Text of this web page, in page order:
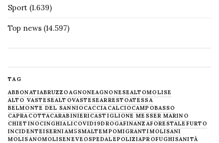
Sport (1.639)
Top news (14.597)
TAG
ABBONATIABRUZZOAGNONEAGNONESEALTOMOLISE
ALTO VASTESEALTOVASTESEARRESTOATESSA
BELMONTE DEL SANNIOCACCIACALCIOCAMPOBASSO
CAPRACOTTACARABINIERICASTIGLIONE MESSER MARINO
CHIETINOCINGHIALICOVID19DROGAFINANZAFORESTALE FURTO
INCIDENTEISERNIAM5SMALTEMPOMIGRANTIMOLISANI
MOLISANOMOLISENEVE OSPEDALEPOLIZIAPROFUGHISANITÀ